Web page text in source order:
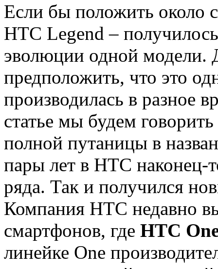
Если бы положить около
HTC Legend –
эволюции одной модели.
предположить, что это
производилась в разное
статье мы будем
полной путаницы в
пары лет в HTC наконец-
ряда. Так и получился
Компания НТС недавно
смартфонов, где HTC
линейке One